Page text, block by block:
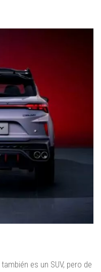
también es un SUV, pero de